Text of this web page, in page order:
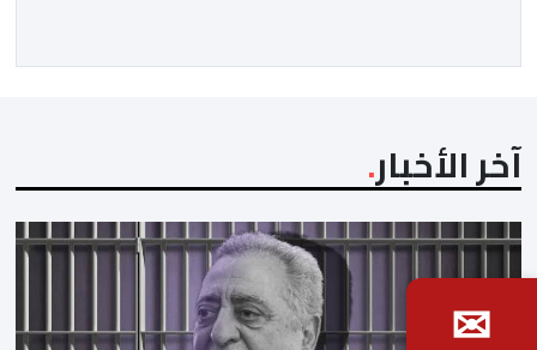
الفنانان طارق بطمة ونوال بوسنيني أن يعطيا روحا فريدة
آخر الأخبار
✉